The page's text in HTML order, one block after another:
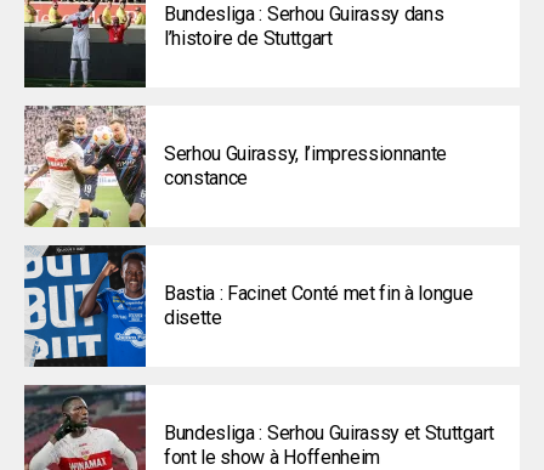
Bundesliga : Serhou Guirassy dans
l’histoire de Stuttgart
Serhou Guirassy, l’impressionnante
constance
Bastia : Facinet Conté met fin à longue
disette
Bundesliga : Serhou Guirassy et Stuttgart
font le show à Hoffenheim